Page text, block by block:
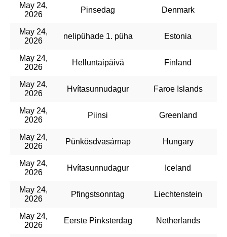
May 24,
2026
Pinsedag Denmark
May 24,
2026
nelipühade 1. püha Estonia
May 24,
2026
Helluntaipäivä Finland
May 24,
2026
Hvítasunnudagur Faroe Islands
May 24,
2026
Piinsi Greenland
May 24,
2026
Pünkösdvasárnap Hungary
May 24,
2026
Hvítasunnudagur Iceland
May 24,
2026
Pfingstsonntag Liechtenstein
May 24,
2026
Eerste Pinksterdag Netherlands